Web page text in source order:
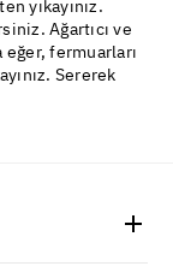
yıkayınız.
Ağartıcı ve
eğer, fermuarları
Sererek